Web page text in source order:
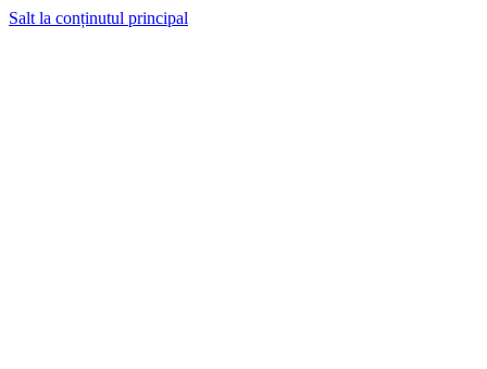
Salt la conținutul principal